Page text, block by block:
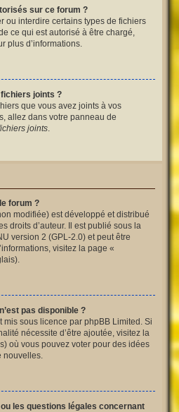
sur ce forum ?
ou interdire certains types de fichiers
ce qui est autorisé à être chargé,
plus d’informations.
joints ?
que vous avez joints à vos
allez dans votre panneau de
joints.
forum ?
modifiée) est développé et distribué
droits d’auteur. Il est publié sous la
version 2 (GPL-2.0) et peut être
visitez la page «
pas disponible ?
sous licence par phpBB Limited. Si
nécessite d’être ajoutée, visitez la
où vous pouvez voter pour des idées
nouvelles.
les questions légales concernant